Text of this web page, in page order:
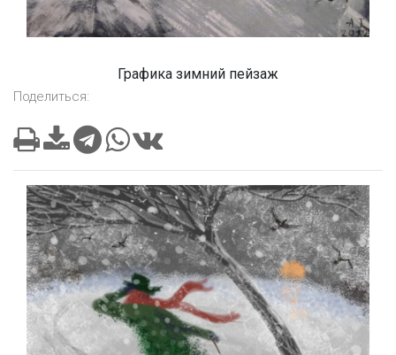
Графика зимний пейзаж
Поделиться: